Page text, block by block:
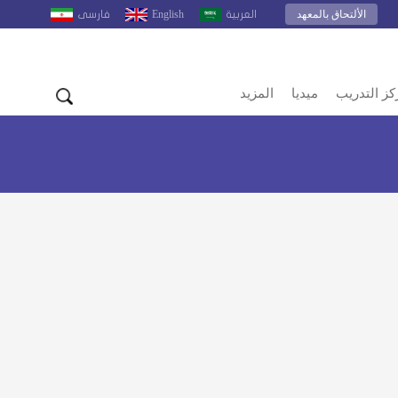
العربية English فارسى الألتحاق بالمعهد
التدريب ميديا المزيد